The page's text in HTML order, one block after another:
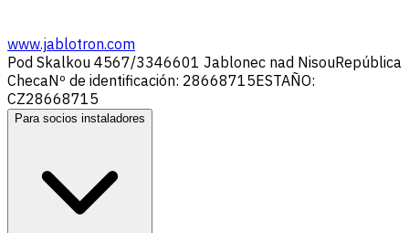
www.jablotron.com
Pod Skalkou 4567/3346601 Jablonec nad NisouRepública
ChecaNº de identificación: 28668715ESTAÑO:
CZ28668715
Para socios instaladores